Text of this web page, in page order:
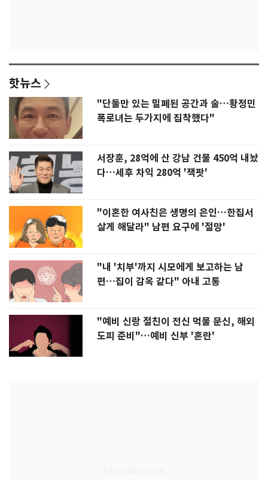
핫뉴스
"단둘만 있는 밀폐된 공간과 술…황정민
폭로녀는 두가지에 집착했다"
서장훈, 28억에 산 강남 건물 450억 내놨
다…세후 차익 280억 '잭팟'
"이혼한 여사친은 생명의 은인…한집서
살게 해달라" 남편 요구에 '절망'
"내 '치부'까지 시모에게 보고하는 남
편…집이 감옥 같다" 아내 고통
"예비 신랑 절친이 전신 먹물 문신, 해외
도피 준비"…예비 신부 '혼란'